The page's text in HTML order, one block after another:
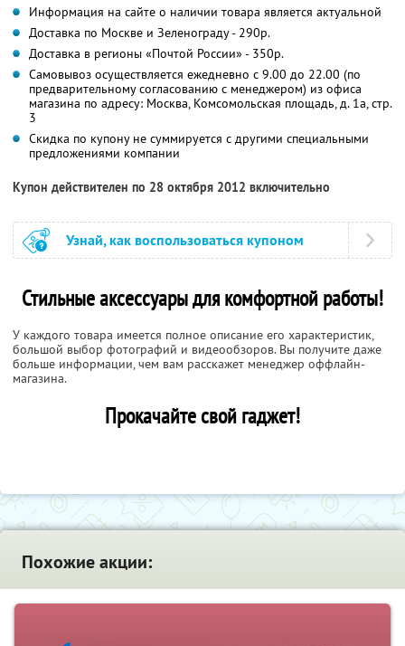
Информация на сайте о наличии товара является актуальной
Доставка по Москве и Зеленограду - 290р.
Доставка в регионы «Почтой России» - 350р.
Самовывоз осуществляется ежедневно с 9.00 до 22.00 (по
предварительному согласованию с менеджером) из офиса
магазина по адресу: Москва, Комсомольская площадь, д. 1а, стр.
3
Скидка по купону не суммируется с другими специальными
предложениями компании
Купон действителен по 28 октября 2012 включительно
Узнай, как воспользоваться купоном
Стильные аксессуары для комфортной работы!
У каждого товара имеется полное описание его характеристик,
большой выбор фотографий и видеообзоров. Вы получите даже
больше информации, чем вам расскажет менеджер оффлайн-
магазина.
Прокачайте свой гаджет!
Похожие акции: